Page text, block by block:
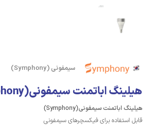
سیمفونی (Symphony)
هیلینگ اباتمنت سیمفونی(Symphony)
هیلینگ اباتمنت سیمفونی(Symphony)
قابل استفاده برای فیکسچرهای سیمفونی